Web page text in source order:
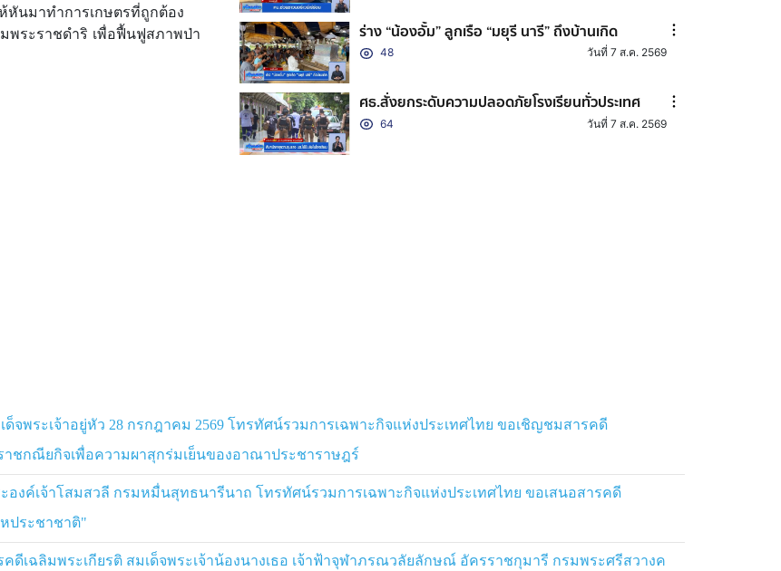
หันมาทำการเกษตรที่ถูกต้อง
พระราชดำริ เพื่อฟื้นฟูสภาพป่า
ร่าง “น้องอั้ม” ลูกเรือ “มยุรี นารี” ถึงบ้านเกิด
48 วันที่ 7 ส.ค. 2569
ศธ.สั่งยกระดับความปลอดภัยโรงเรียนทั่วประเทศ
64 วันที่ 7 ส.ค. 2569
จพระเจ้าอยู่หัว 28 กรกฎาคม 2569 โทรทัศน์รวมการเฉพาะกิจแห่งประเทศไทย ขอเชิญชมสารคดี
ชกณียกิจเพื่อความผาสุกร่มเย็นของอาณาประชาราษฎร์
องค์เจ้าโสมสวลี กรมหมื่นสุทธนารีนาถ โทรทัศน์รวมการเฉพาะกิจแห่งประเทศไทย ขอเสนอสารคดี
ประชาชาติ"
ดีเฉลิมพระเกียรติ สมเด็จพระเจ้าน้องนางเธอ เจ้าฟ้าจุฬาภรณวลัยลักษณ์ อัครราชกุมารี กรมพระศรีสวางค